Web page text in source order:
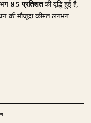
8.5 प्रतिशतकी वृद्धि हुई है,
की मौजूदा कीमत लगभग